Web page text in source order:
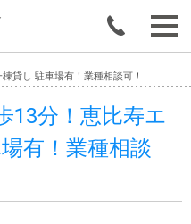
貸し 駐車場有！業種相談可！
13分！恵比寿エ
有！業種相談